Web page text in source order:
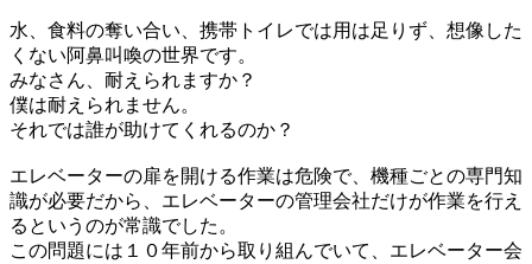
水、食料の奪い合い、携帯トイレでは用は足りず、想像した
くない阿鼻叫喚の世界です。
みなさん、耐えられますか？
僕は耐えられません。
それでは誰が助けてくれるのか？
エレベーターの扉を開ける作業は危険で、機種ごとの専門知
識が必要だから、エレベーターの管理会社だけが作業を行え
るというのが常識でした。
この問題には１０年前から取り組んでいて、エレベーター会